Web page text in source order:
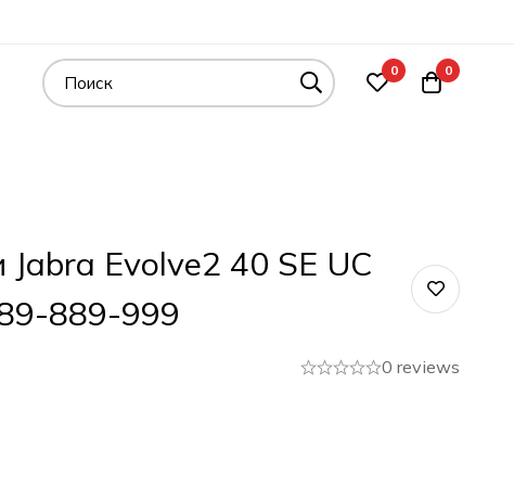
0 0
Evolve2 40 SE UC
889-999
0 reviews